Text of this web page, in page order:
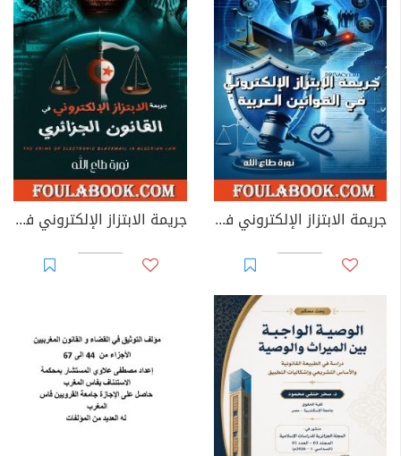
جريمة الابتزاز الإلكتروني في القوانين العربية جريمة الابتزاز الإلكتروني في القانون الجزائري